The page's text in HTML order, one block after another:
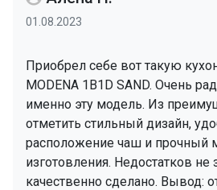
01.08.2023
Приобрел себе вот такую
MODENA 1B1D SAND. Очень
именно эту модель. Из
отметить стильный дизайн,
расположение чаш и прочный
изготовления. Недостатков не
качественно сделано. Вывод: